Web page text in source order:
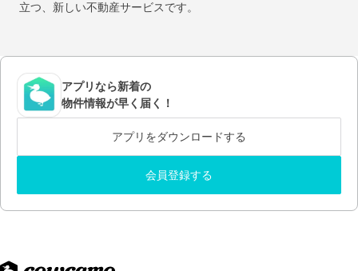
立つ、新しい不動産サービスです。
アプリなら新着の
物件情報が早く届く！
アプリをダウンロードする
会員登録する